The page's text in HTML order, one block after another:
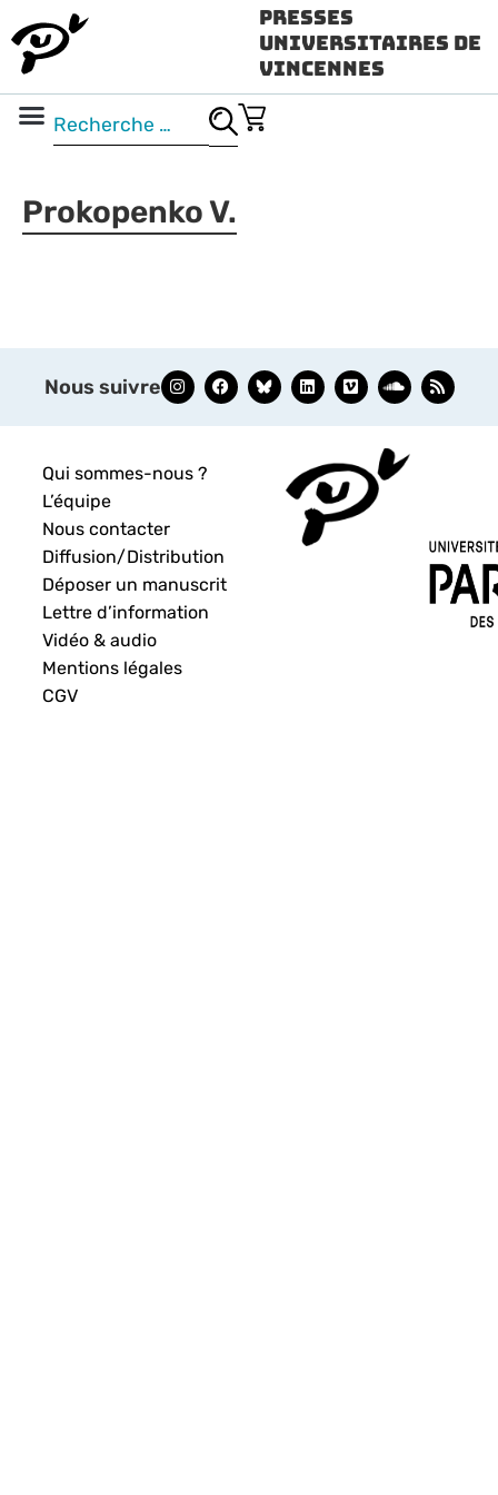
Presses
Universitaires de
Vincennes
Prokopenko V.
Nous suivre
Qui sommes-nous ?
L’équipe
Nous contacter
Diffusion/Distribution
Déposer un manuscrit
Lettre d’information
Vidéo & audio
Mentions légales
CGV